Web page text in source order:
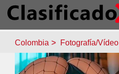
Colombia Fotografía/Vídeo